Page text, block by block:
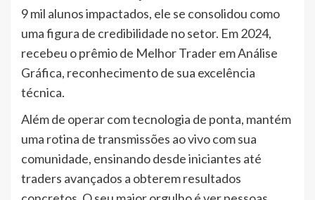
9 mil alunos impactados, ele se consolidou como
uma figura de credibilidade no setor. Em 2024,
recebeu o prêmio de Melhor Trader em Análise
Gráfica, reconhecimento de sua excelência
técnica.
Além de operar com tecnologia de ponta, mantém
uma rotina de transmissões ao vivo com sua
comunidade, ensinando desde iniciantes até
traders avançados a obterem resultados